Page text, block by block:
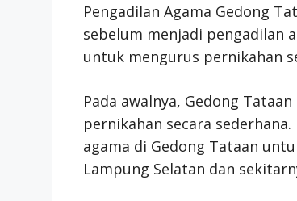
Pengadilan Agama Gedong
sebelum menjadi pengadilan
untuk mengurus pernikahan
Pada awalnya, Gedong
pernikahan secara
agama di Gedong Tataan
Lampung Selatan dan